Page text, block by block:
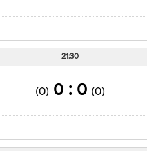
21:30
(0)
0 : 0
(0)